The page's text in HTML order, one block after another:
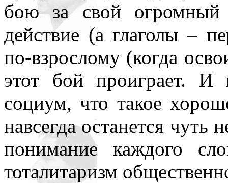
бою за свой огромный
действие (а глаголы –
по-взрослому (когда
этот бой проиграет. И
социум, что такое
навсегда останется чуть
понимание каждого
тоталитаризм